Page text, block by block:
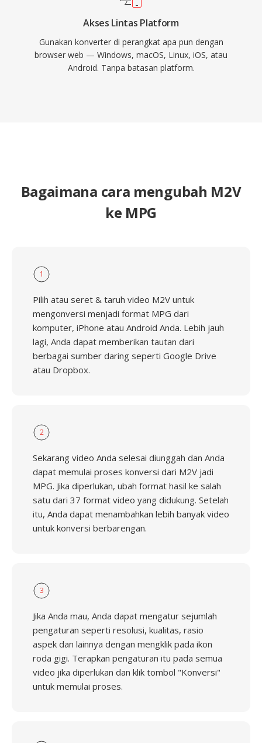
Akses Lintas Platform
Gunakan konverter di perangkat apa pun dengan
browser web — Windows, macOS, Linux, iOS, atau
Android. Tanpa batasan platform.
Bagaimana cara mengubah M2V
ke MPG
1
Pilih atau seret & taruh video M2V untuk
mengonversi menjadi format MPG dari
komputer, iPhone atau Android Anda. Lebih jauh
lagi, Anda dapat memberikan tautan dari
berbagai sumber daring seperti Google Drive
atau Dropbox.
2
Sekarang video Anda selesai diunggah dan Anda
dapat memulai proses konversi dari M2V jadi
MPG. Jika diperlukan, ubah format hasil ke salah
satu dari 37 format video yang didukung. Setelah
itu, Anda dapat menambahkan lebih banyak video
untuk konversi berbarengan.
3
Jika Anda mau, Anda dapat mengatur sejumlah
pengaturan seperti resolusi, kualitas, rasio
aspek dan lainnya dengan mengklik pada ikon
roda gigi. Terapkan pengaturan itu pada semua
video jika diperlukan dan klik tombol "Konversi"
untuk memulai proses.